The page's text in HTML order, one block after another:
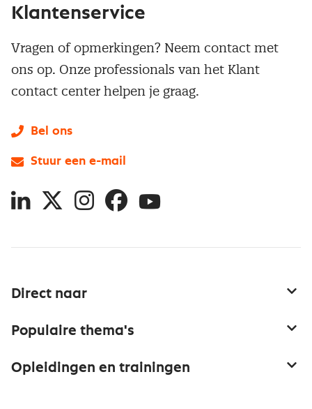
Direct naar
Netwerk en communities
Populaire thema's
Opleidingen en trainingen
Klantenservice
Vragen of opmerkingen? Neem contact met
ons op. Onze professionals van het Klant
contact center helpen je graag.
Bel ons
Stuur een e-mail
LinkedIn
X InstagramFacebookYouTube